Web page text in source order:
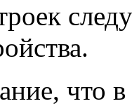
что в